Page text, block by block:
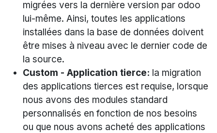
migrées vers la dernière version par odoo
lui-même. Ainsi, toutes les applications
installées dans la base de données doivent
être mises à niveau avec le dernier code de
la source.
Custom - Application tierce: la migration
des applications tierces est requise, lorsque
nous avons des modules standard
personnalisés en fonction de nos besoins
ou que nous avons acheté des applications